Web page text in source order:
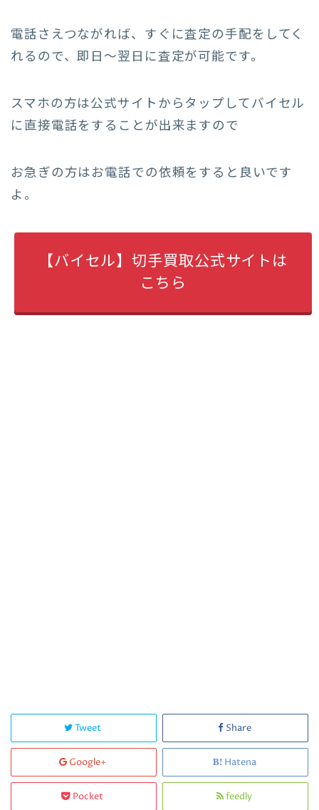
電話さえつながれば、すぐに査定の手配をしてく
れるので、即日〜翌日に査定が可能です。
スマホの方は公式サイトからタップしてバイセル
に直接電話をすることが出来ますので
お急ぎの方はお電話での依頼をすると良いです
よ。
【バイセル】切手買取公式サイトは
こちら
Tweet Share
Google+ Hatena
Pocket feedly